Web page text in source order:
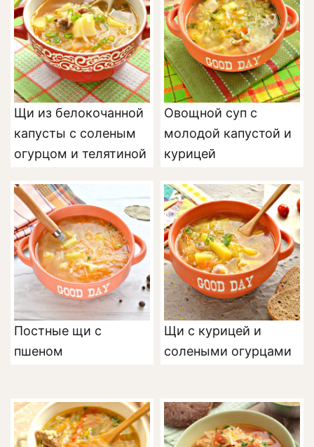
Щи из белокочанной
капусты с соленым
огурцом и телятиной
Овощной суп с
молодой капустой и
курицей
Постные щи с
пшеном
Щи с курицей и
солеными огурцами